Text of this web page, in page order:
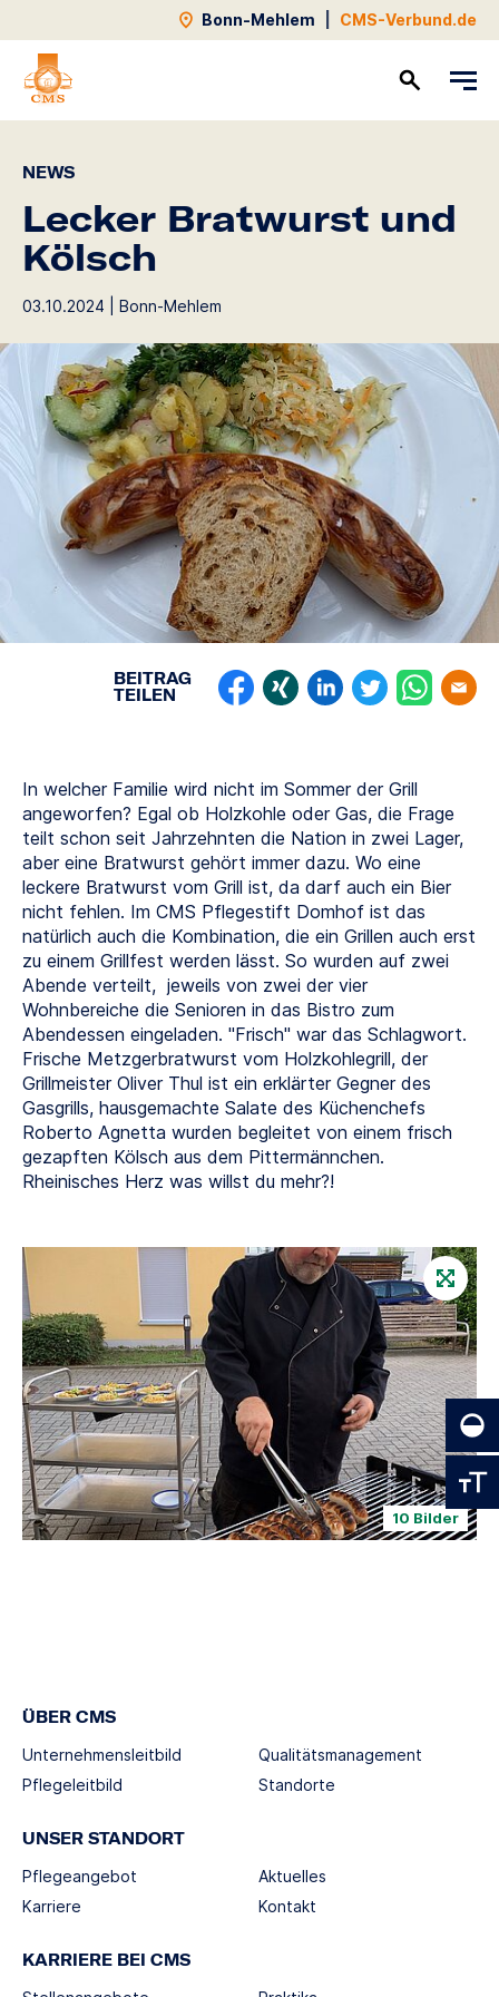
Bonn-Mehlem CMS-Verbund.de
NEWS
Lecker Bratwurst und
Kölsch
03.10.2024 | Bonn-Mehlem
BEITRAG
TEILEN
In welcher Familie wird nicht im Sommer der Grill
angeworfen? Egal ob Holzkohle oder Gas, die Frage
teilt schon seit Jahrzehnten die Nation in zwei Lager,
aber eine Bratwurst gehört immer dazu. Wo eine
leckere Bratwurst vom Grill ist, da darf auch ein Bier
nicht fehlen. Im CMS Pflegestift Domhof ist das
natürlich auch die Kombination, die ein Grillen auch erst
zu einem Grillfest werden lässt. So wurden auf zwei
Abende verteilt, jeweils von zwei der vier
Wohnbereiche die Senioren in das Bistro zum
Abendessen eingeladen. "Frisch" war das Schlagwort.
Frische Metzgerbratwurst vom Holzkohlegrill, der
Grillmeister Oliver Thul ist ein erklärter Gegner des
Gasgrills, hausgemachte Salate des Küchenchefs
Roberto Agnetta wurden begleitet von einem frisch
gezapften Kölsch aus dem Pittermännchen.
Rheinisches Herz was willst du mehr?!
10 Bilder
ÜBER CMS
Unternehmensleitbild
Pflegeleitbild
Qualitätsmanagement
Standorte
UNSER STANDORT
Pflegeangebot
Karriere
Aktuelles
Kontakt
KARRIERE BEI CMS